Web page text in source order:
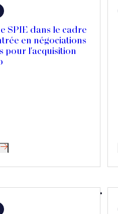
SPIE dans le cadre
en négociations
pour l'acquisition